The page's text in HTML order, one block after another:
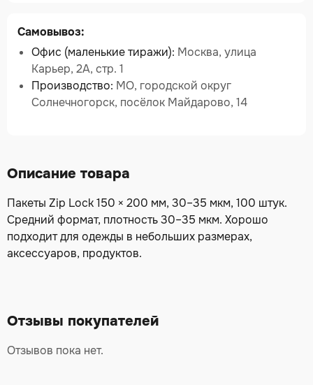
Самовывоз:
Офис (маленькие тиражи): Москва, улица
Карьер, 2А, стр. 1
Производство: МО, городской округ
Солнечногорск, посёлок Майдарово, 14
Описание товара
Пакеты Zip Lock 150 × 200 мм, 30–35 мкм, 100 штук.
Средний формат, плотность 30–35 мкм. Хорошо
подходит для одежды в небольших размерах,
аксессуаров, продуктов.
Отзывы покупателей
Отзывов пока нет.